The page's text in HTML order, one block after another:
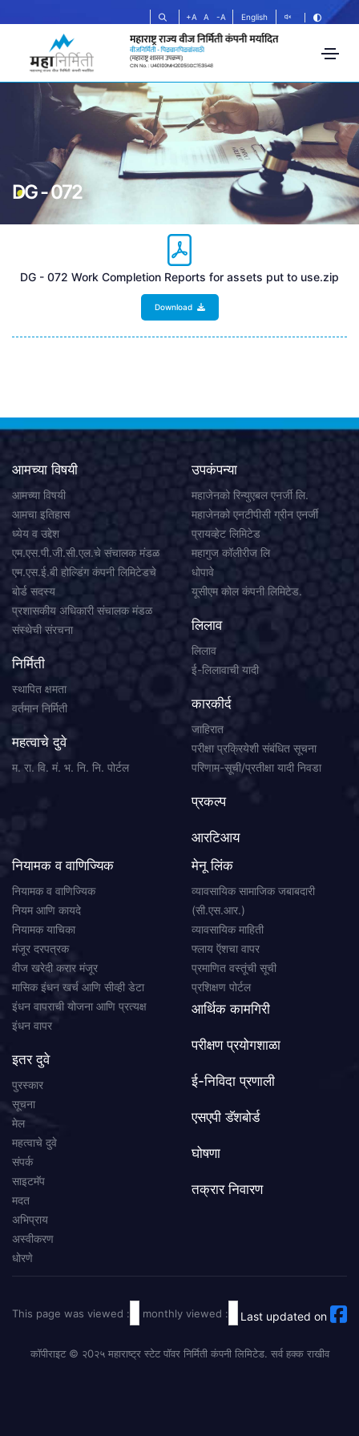
+A A -A English
DG - 072
DG - 072 Work Completion Reports for assets put to use.zip
Download
आमच्या विषयी
आमच्या विषयी
आमचा इतिहास
ध्येय व उद्देश
एम.एस.पी.जी.सी.एल.चे संचालक मंडळ
एम.एस.ई.बी होल्डिंग कंपनी लिमिटेडचे
बोर्ड सदस्य
प्रशासकीय अधिकारी संचालक मंडळ
संस्थेची संरचना
निर्मिती
स्थापित क्षमता
वर्तमान निर्मिती
महत्वाचे दुवे
म. रा. वि. मं. भ. नि. नि. पोर्टल
उपकंपन्या
महाजेनको रिन्युएबल एनर्जी लि.
महाजेनको एनटीपीसी ग्रीन एनर्जी
प्रायव्हेट लिमिटेड
महागुज कॉलीरीज लि
धोपावे
यूसीएम कोल कंपनी लिमिटेड.
लिलाव
लिलाव
ई-लिलावाची यादी
कारकीर्द
जाहिरात
परीक्षा प्रक्रियेशी संबंधित सूचना
परिणाम-सूची/प्रतीक्षा यादी निवडा
प्रकल्प
आरटिआय
नियामक व वाणिज्यिक
नियामक व वाणिज्यिक
नियम आणि कायदे
नियामक याचिका
मंजूर दरपत्रक
वीज खरेदी करार मंजूर
मासिक इंधन खर्च आणि सीव्ही डेटा
इंधन वापराची योजना आणि प्रत्यक्ष
इंधन वापर
इतर दुवे
पुरस्कार
सूचना
मेल
महत्वाचे दुवे
संपर्क
साइटमॅप
मदत
अभिप्राय
अस्वीकरण
धोरणे
मेनू लिंक
व्यावसायिक सामाजिक जबाबदारी
(सी.एस.आर.)
व्यावसायिक माहिती
फ्लाय ऍशचा वापर
प्रमाणित वस्तूंची सूची
प्रशिक्षण पोर्टल
आर्थिक कामगिरी
परीक्षण प्रयोगशाळा
ई-निविदा प्रणाली
एसएपी डॅशबोर्ड
घोषणा
तक्रार निवारण
This page was viewed : monthly viewed : Last updated on
कॉपीराइट © २0२५ महाराष्ट्र स्टेट पॉवर निर्मिती कंपनी लिमिटेड. सर्व हक्क राखीव